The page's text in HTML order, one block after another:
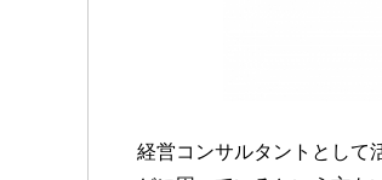
経営コンサルタントとして